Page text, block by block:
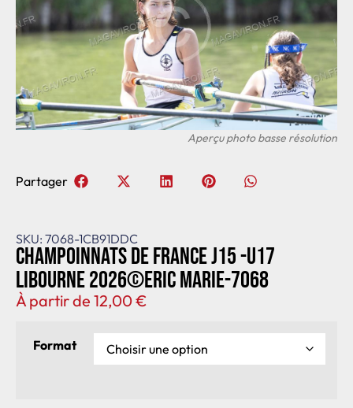
SKU: 7068-1CB91DDC
Champoinnats de France J15 -U17
Libourne 2026©Eric Marie-7068
À partir de 12,00€
Format
Partager